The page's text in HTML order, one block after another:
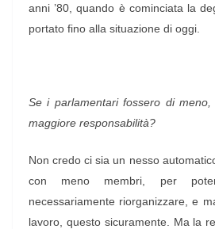
anni ’80, quando è cominciata la
portato fino alla situazione di oggi.
Se i parlamentari fossero di
maggiore responsabilità?
Non credo ci sia un nesso
con meno membri, per
necessariamente riorganizzare, e
lavoro, questo sicuramente. Ma la